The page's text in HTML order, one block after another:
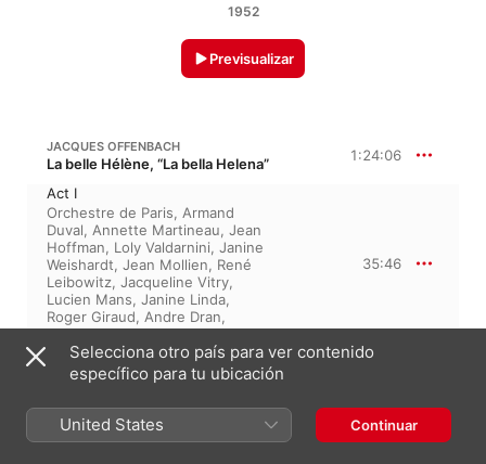
1952
Previsualizar
JACQUES OFFENBACH
La belle Hélène, “La bella Helena” 1:24:06
Act I
Orchestre de Paris, Armand
Duval, Annette Martineau, Jean
Hoffman, Loly Valdarnini, Janine
Weishardt, Jean Mollien, René
Leibowitz, Jacqueline Vitry,
Lucien Mans, Janine Linda,
Roger Giraud, Andre Dran,
Jacques Linsolas
35:46
Act II
Jean Mollien,Lucien Mans,
Janine Linda
Orchestre de
Paris,Roger Giraud,Andre
Dran,Loly Valdarnini
Leibowitz,Jean Hoffman,
26:39
Selecciona otro país para ver contenido
específico para tu ubicación
United States Continuar